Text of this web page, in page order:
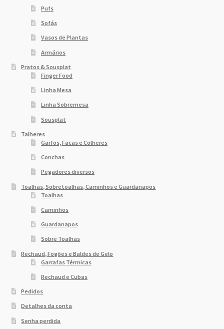
Pufs
Sofás
Vasos de Plantas
Armários
Pratos & Sousplat
Finger Food
Linha Mesa
Linha Sobremesa
Sousplat
Talheres
Garfos, Facas e Colheres
Conchas
Pegadores diversos
Toalhas, Sobretoalhas, Caminhos e Guardanapos
Toalhas
Caminhos
Guardanapos
Sobre Toalhas
Rechaud, Fogões e Baldes de Gelo
Garrafas Térmicas
Rechaud e Cubas
Pedidos
Detalhes da conta
Senha perdida